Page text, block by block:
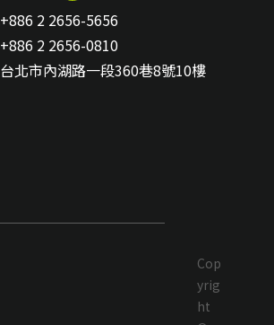
+886 2 2656-5656
+886 2 2656-0810
台北市內湖路一段360巷8號10樓
Cop
yrig
ht